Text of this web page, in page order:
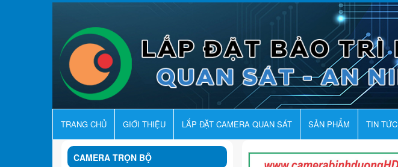
TRANG CHỦ GIỚI THIỆU LẮP ĐẶT CAMERA QUAN SÁT SẢN PHẨM TIN TỨC
CAMERA TRỌN BỘ